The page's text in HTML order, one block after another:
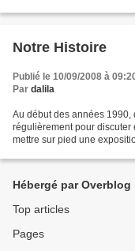
Notre Histoire
Publié le 10/09/2008 à
Par dalila
Au début des années 1990,
régulièrement pour discuter
mettre sur pied une
Hébergé par Overblog
Top articles
Pages